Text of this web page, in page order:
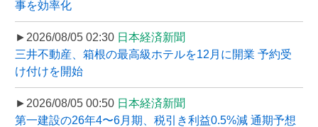
事を効率化
►2026/08/05 02:30 日本経済新聞
三井不動産、箱根の最高級ホテルを12月に開業 予約受
け付けを開始
►2026/08/05 00:50 日本経済新聞
第一建設の26年4〜6月期、税引き利益0.5%減 通期予想